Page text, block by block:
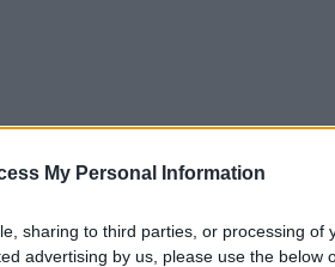
My Personal Information
sharing to third parties, or processing of
advertising by us, please use the below